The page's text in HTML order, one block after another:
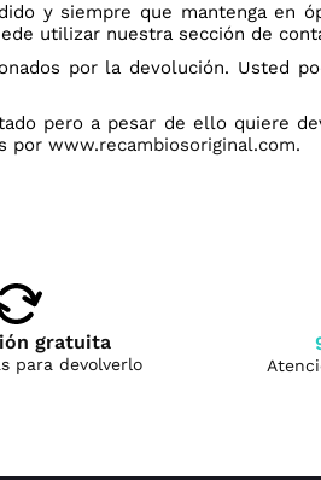
y siempre que mantenga en
utilizar nuestra sección de
por la devolución. Usted
pero a pesar de ello quiere
por www.recambiosoriginal.com.
gratuita
para devolverlo